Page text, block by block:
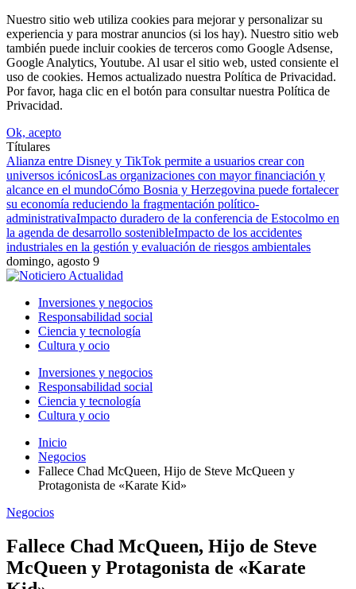
Nuestro sitio web utiliza cookies para mejorar y personalizar su
experiencia y para mostrar anuncios (si los hay). Nuestro sitio web
también puede incluir cookies de terceros como Google Adsense,
Google Analytics, Youtube. Al usar el sitio web, usted consiente el
uso de cookies. Hemos actualizado nuestra Política de Privacidad.
Por favor, haga clic en el botón para consultar nuestra Política de
Privacidad.
Ok, acepto
Títulares
Alianza entre Disney y TikTok permite a usuarios crear con
universos icónicosLas organizaciones con mayor financiación y
alcance en el mundoCómo Bosnia y Herzegovina puede fortalecer
su economía reduciendo la fragmentación político-
administrativaImpacto duradero de la conferencia de Estocolmo en
la agenda de desarrollo sostenibleImpacto de los accidentes
industriales en la gestión y evaluación de riesgos ambientales
domingo, agosto 9
Inversiones y negocios
Responsabilidad social
Ciencia y tecnología
Cultura y ocio
Inversiones y negocios
Responsabilidad social
Ciencia y tecnología
Cultura y ocio
Inicio
Negocios
Fallece Chad McQueen, Hijo de Steve McQueen y
Protagonista de «Karate Kid»
Negocios
Fallece Chad McQueen, Hijo de Steve
McQueen y Protagonista de «Karate